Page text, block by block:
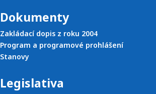
Dokumenty
Zakládací dopis z roku 2004
Program a programové prohlášení
Stanovy
Legislativa